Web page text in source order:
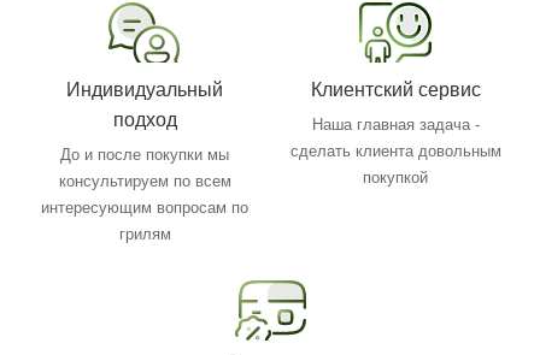
Индивидуальный
подход
До и после покупки мы
консультируем по всем
интересующим вопросам по
грилям
Клиентский сервис
Наша главная задача -
сделать клиента довольным
покупкой